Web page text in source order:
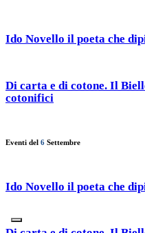
Ido Novello il poeta che
Di carta e di cotone. Il
cotonifici
Eventi del 6 Settembre
Ido Novello il poeta che